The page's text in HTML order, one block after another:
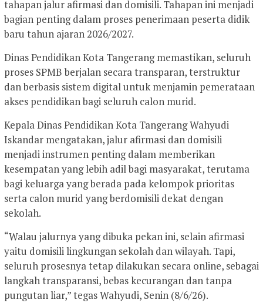
tahapan jalur afirmasi dan domisili. Tahapan ini menjadi
bagian penting dalam proses penerimaan peserta didik
baru tahun ajaran 2026/2027.
Dinas Pendidikan Kota Tangerang memastikan, seluruh
proses SPMB berjalan secara transparan, terstruktur
dan berbasis sistem digital untuk menjamin pemerataan
akses pendidikan bagi seluruh calon murid.
Kepala Dinas Pendidikan Kota Tangerang Wahyudi
Iskandar mengatakan, jalur afirmasi dan domisili
menjadi instrumen penting dalam memberikan
kesempatan yang lebih adil bagi masyarakat, terutama
bagi keluarga yang berada pada kelompok prioritas
serta calon murid yang berdomisili dekat dengan
sekolah.
“Walau jalurnya yang dibuka pekan ini, selain afirmasi
yaitu domisili lingkungan sekolah dan wilayah. Tapi,
seluruh prosesnya tetap dilakukan secara online, sebagai
langkah transparansi, bebas kecurangan dan tanpa
pungutan liar,” tegas Wahyudi, Senin (8/6/26).